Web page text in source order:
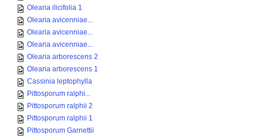
Olearia ilicifolia 1
Olearia avicenniae...
Olearia avicenniae...
Olearia avicenniae...
Olearia arborescens 2
Olearia arborescens 1
Cassinia leptophylla
Pittosporum ralphi...
Pittosporum ralphii 2
Pittosporum ralphii 1
Pittosporum Garnettii